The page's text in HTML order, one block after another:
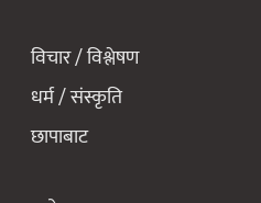
विचार / विश्लेषण
धर्म / संस्कृति
छापाबाट